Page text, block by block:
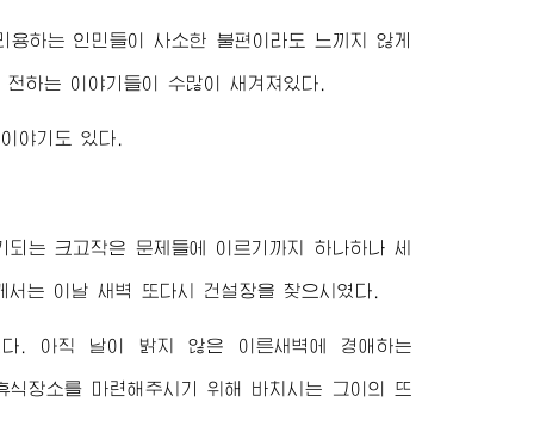
하는 인민들이 사소한 불편이라도 느끼지 않게
하는 이야기들이 수많이 새겨져있다.
야기도 있다.
는 크고작은 문제들에 이르기까지 하나하나 세
서는 이날 새벽 또다시 건설장을 찾으시였다.
다. 아직 날이 밝지 않은 이른새벽에 경애하는
장소를 마련해주시기 위해 바치시는 그이의 뜨